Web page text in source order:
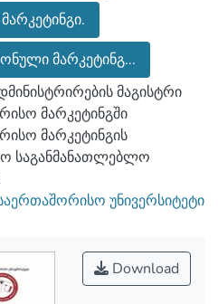
a alternative of a traditional
a form of internet marketing.
marketing” by itself might
different forms, for example
marketing, digital marketing
of work reviews different
marketing, which
possibilities of its use.
summoned examples of
marketing campaign by
brands.
of work is about survey and
results. Also there is
მარკეტინგ...
მაგისტრი
მარკეტინგში
მარკეტინგის
საგანმანათლებლო
უნივერსიტეტი
Download